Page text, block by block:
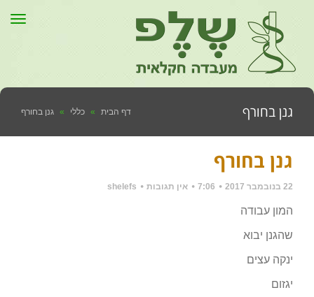
גנן בחורף דף הבית » כללי » גנן בחורף
גנן בחורף
22 בנובמבר 2017 7:06 אין תגובות shelefs
המון עבודה
שהגנן יבוא
ינקה עצים
יגזום